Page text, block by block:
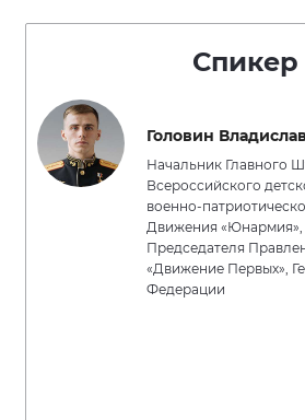
Спикер
Головин
Начальник Главного
Всероссийского
военно-
Движения «Юнармия»,
Председателя
«Движение Первых»,
Федерации